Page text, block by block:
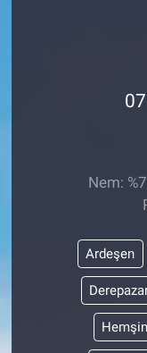
Nem:
Ardeşen
Hemşin